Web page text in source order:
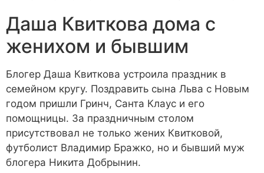
Даша Квиткова дома с
женихом и бывшим
Блогер Даша Квиткова устроила праздник в
семейном кругу. Поздравить сына Льва с Новым
годом пришли Гринч, Санта Клаус и его
помощницы. За праздничным столом
присутствовал не только жених Квитковой,
футболист Владимир Бражко, но и бывший муж
блогера Никита Добрынин.